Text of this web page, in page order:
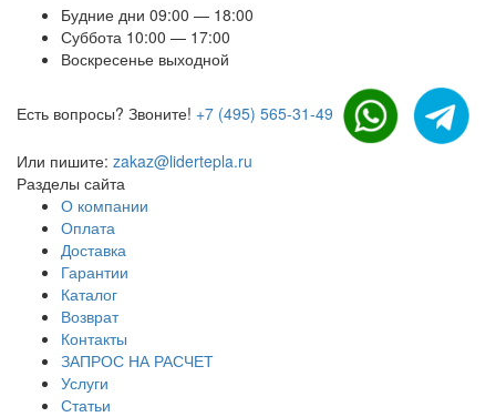
Будние дни 09:00 — 18:00
Суббота 10:00 — 17:00
Воскресенье выходной
Есть вопросы? Звоните! +7 (495) 565-31-49
Или пишите: zakaz@lidertepla.ru
Разделы сайта
О компании
Оплата
Доставка
Гарантии
Каталог
Возврат
Контакты
ЗАПРОС НА РАСЧЕТ
Услуги
Статьи